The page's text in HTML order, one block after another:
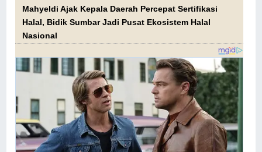
Mahyeldi Ajak Kepala Daerah Percepat Sertifikasi
Halal, Bidik Sumbar Jadi Pusat Ekosistem Halal
Nasional